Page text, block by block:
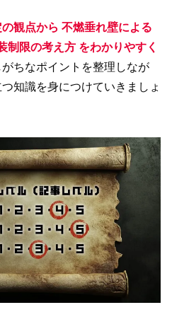
観点から 不燃垂れ壁による
制限の考え方 をわかりやすく
ちなポイントを整理しなが
知識を身につけていきましょ